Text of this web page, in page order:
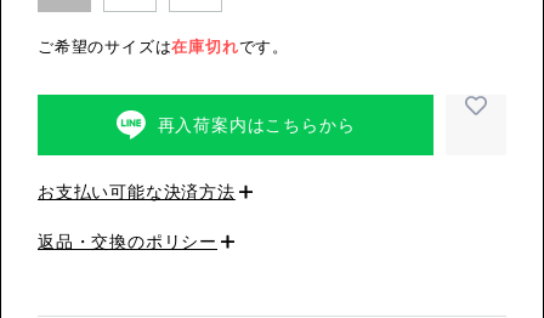
ご希望のサイズは在庫切れです。
再入荷案内はこちらから
お支払い可能な決済方法
返品・交換のポリシー